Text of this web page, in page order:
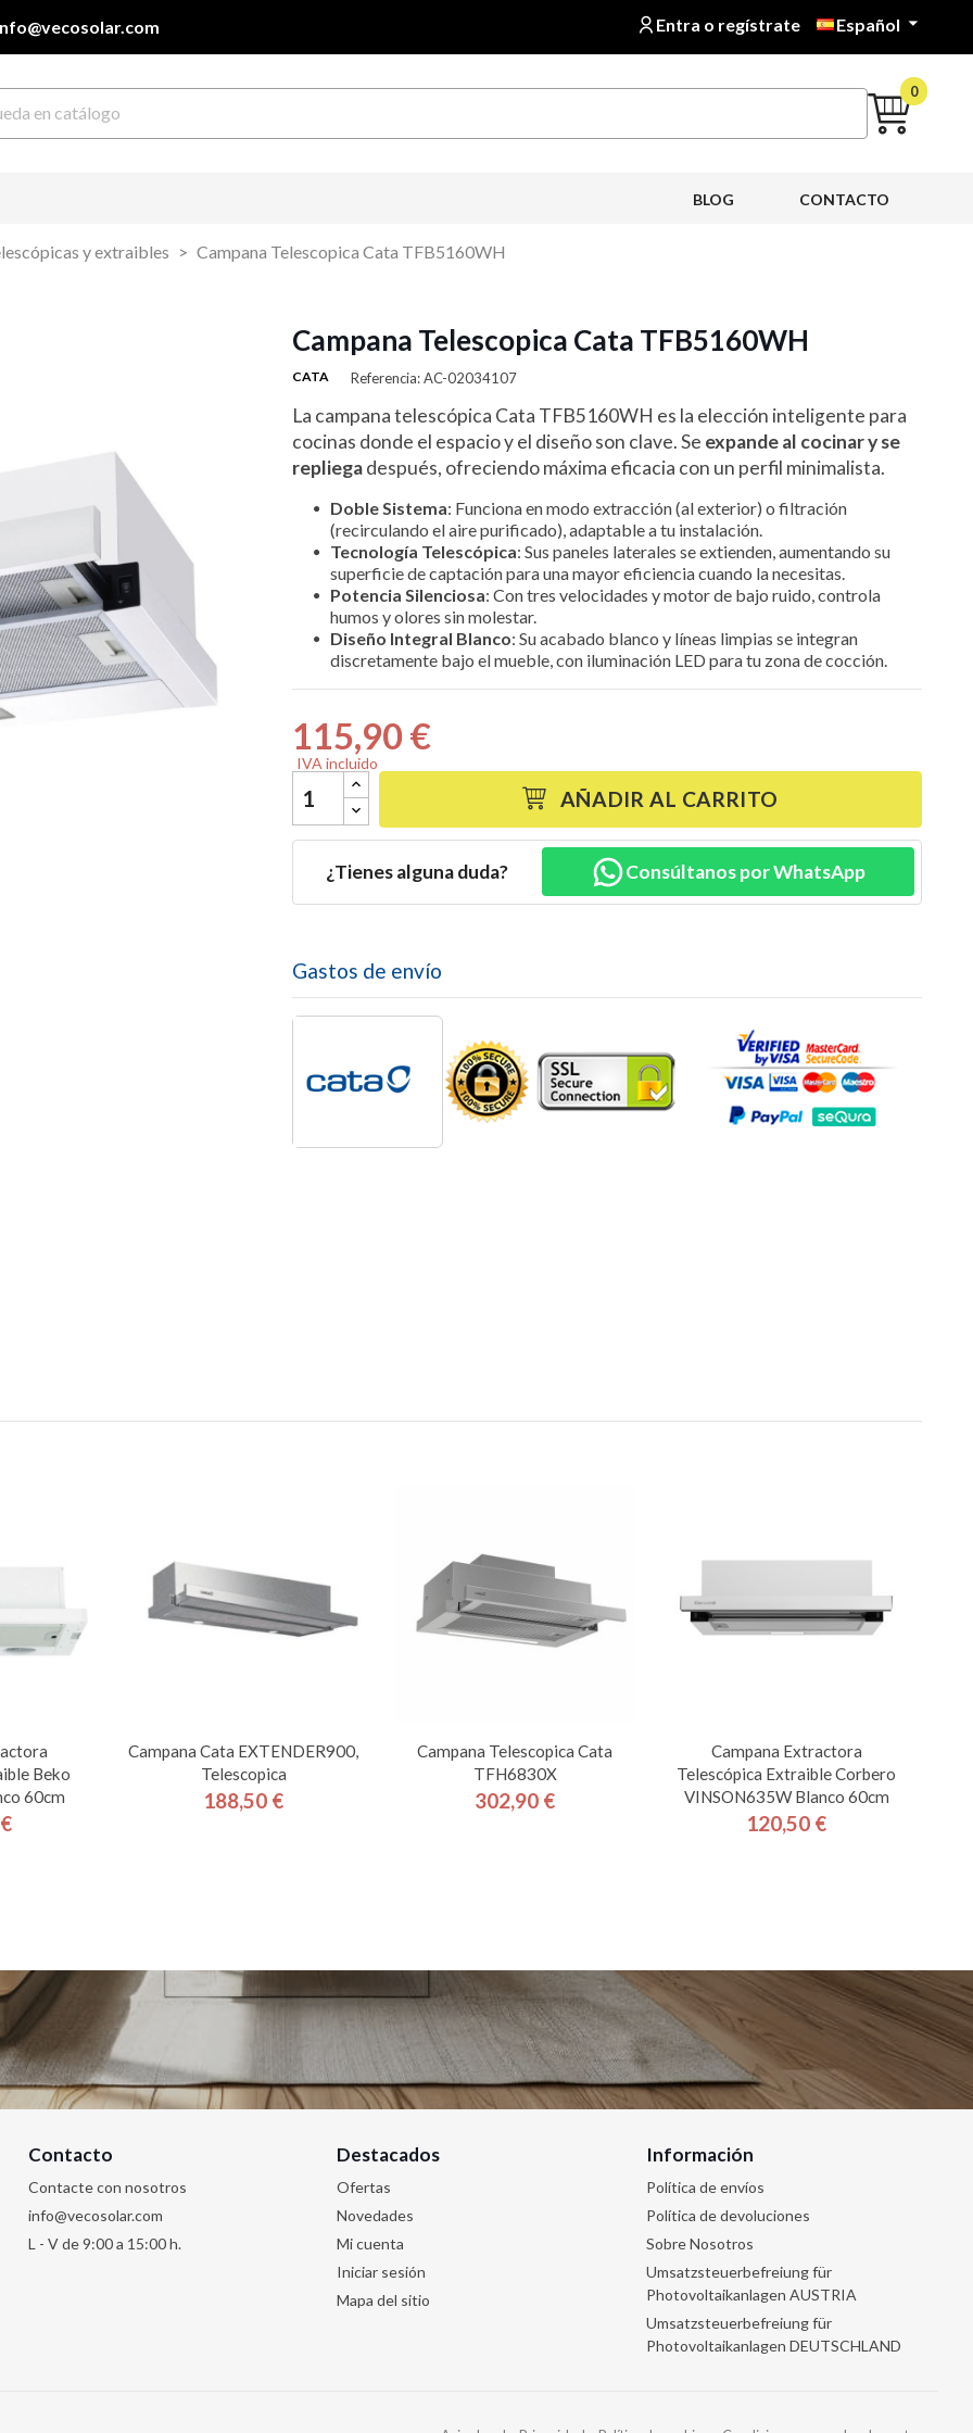
Entra o regístrate Español 
0
CONTACTO
BLOG
y extraibles Campana Telescopica Cata TFB5160WH
Campana Telescopica Cata TFB5160WH
CATA Referencia: AC-02034107
La campana telescópica Cata TFB5160WH es la elección inteligente para
cocinas donde el espacio y el diseño son clave. Se expande al cocinar y se
repliegadespués, ofreciendo máxima eficacia con un perfil minimalista.
Doble Sistema: Funciona en modo extracción (al exterior) o filtración
(recirculando el aire purificado), adaptable a tu instalación.
Tecnología Telescópica: Sus paneles laterales se extienden, aumentando su
superficie de captación para una mayor eficiencia cuando la necesitas.
Potencia Silenciosa: Con tres velocidades y motor de bajo ruido, controla
humos y olores sin molestar.
Diseño Integral Blanco: Su acabado blanco y líneas limpias se integran
discretamente bajo el mueble, con iluminación LED para tu zona de cocción.
115,90 €
IVA incluido
AÑADIR AL CARRITO
¿Tienes alguna duda? Consúltanos por WhatsApp
Gastos de envío
Beko
60cm
Campana Cata EXTENDER900,
Telescopica
Precio
188,50 €
Campana Telescopica Cata
TFH6830X
Precio
302,90 €
Campana Extractora
Telescópica Extraible Corbero
VINSON635W Blanco 60cm
Precio
120,50 €
Contacto
Contacte con nosotros
info@vecosolar.com
L - V de 9:00 a 15:00 h.
Destacados
Ofertas
Novedades
Mi cuenta
Iniciar sesión
Mapa del sitio
Información
Política de envíos
Política de devoluciones
Sobre Nosotros
Umsatzsteuerbefreiung für
Photovoltaikanlagen AUSTRIA
Umsatzsteuerbefreiung für
Photovoltaikanlagen DEUTSCHLAND